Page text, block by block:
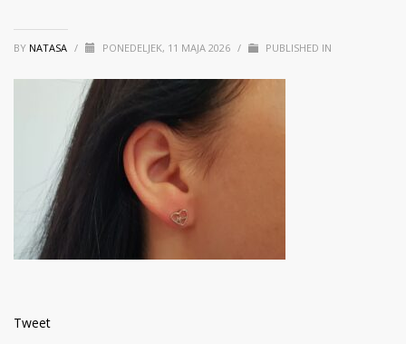
BY NATASA / PONEDELJEK, 11 MAJA 2026 / PUBLISHED IN
Tweet